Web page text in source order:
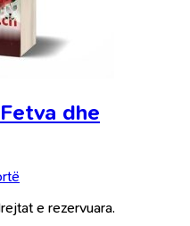
dhe
e rezervuara.